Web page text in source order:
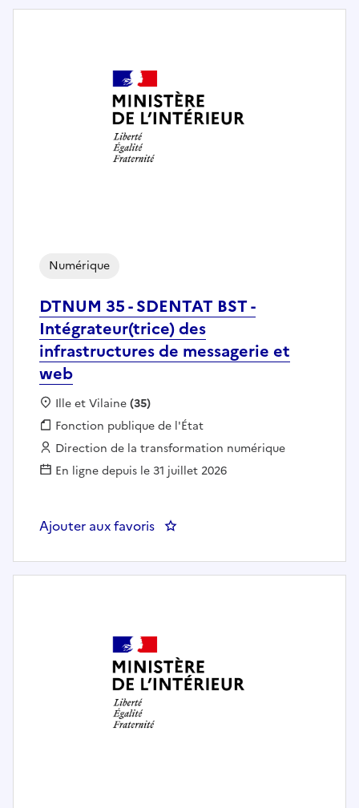
DTNUM 35 - SDENTAT BST -
Intégrateur(trice) des
infrastructures de messagerie et
web
Numérique
Localisation :
Ille et Vilaine(35)
Fonction publique :
Fonction publique de l'État
Employeur :
Direction de la transformation numérique
En ligne depuis le 31 juillet 2026
Ajouter aux favoris : DTNUM 35 - SDENTAT BST -